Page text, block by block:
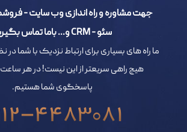
جهت مشاوره و راه اندازی وب سایت -
سئو - CRM و... باما تماس بگیرید
ما راه های بسیاری برای ارتباط نزدیک با شما در
هیچ راهی سریعتر از این نیست! در هر ساعت
پاسخگوی شما هستیم.
4483081